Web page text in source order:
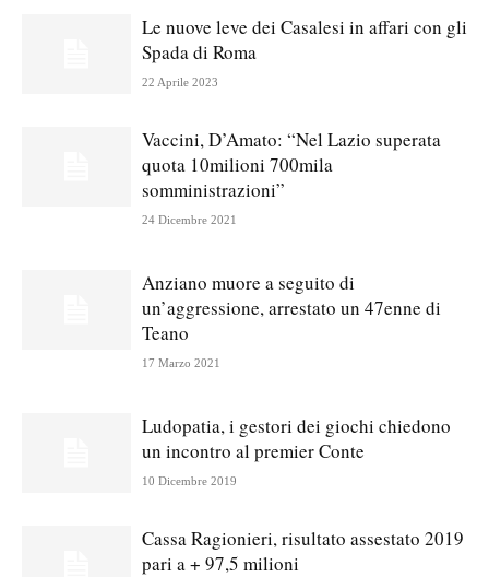
Le nuove leve dei Casalesi in affari con gli
Spada di Roma
22 Aprile 2023
Vaccini, D’Amato: “Nel Lazio superata
quota 10milioni 700mila
somministrazioni”
24 Dicembre 2021
Anziano muore a seguito di
un’aggressione, arrestato un 47enne di
Teano
17 Marzo 2021
Ludopatia, i gestori dei giochi chiedono
un incontro al premier Conte
10 Dicembre 2019
Cassa Ragionieri, risultato assestato 2019
pari a + 97,5 milioni